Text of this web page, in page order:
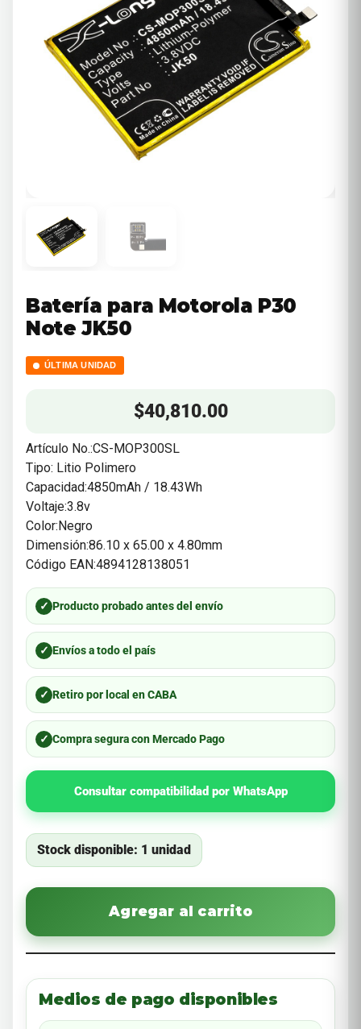
Batería para Motorola P30
Note JK50
ÚLTIMA UNIDAD
$40,810.00
Artículo No.:CS-MOP300SL
Tipo: Litio Polimero
Capacidad:4850mAh / 18.43Wh
Voltaje:3.8v
Color:Negro
Dimensión:86.10 x 65.00 x 4.80mm
Código EAN:4894128138051
✓ Producto probado antes del envío
✓ Envíos a todo el país
✓ Retiro por local en CABA
✓ Compra segura con Mercado Pago
Consultar compatibilidad por WhatsApp
Stock disponible: 1 unidad
Agregar al carrito
Medios de pago disponibles